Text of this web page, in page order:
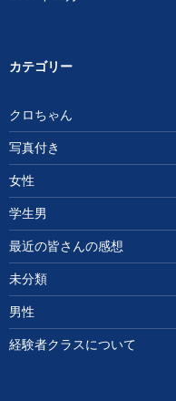
カテゴリー
クロちゃん
写真付き
女性
学生男
最近の皆さんの感想
未分類
男性
経験者クラスについて